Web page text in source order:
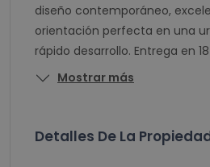
diseño contemporáneo,
orientación perfecta en una
rápido desarrollo. Entrega en
Mostrar más
Detalles De La